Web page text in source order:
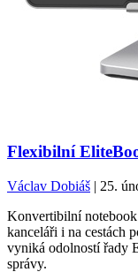
Flexibilní
Václav Dobiáš | 25.
Konvertibilní
kanceláři i na cestách
vyniká odolností řady
správy.